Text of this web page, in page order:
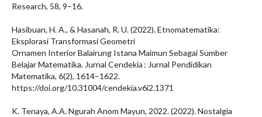
Research, 58, 9–16.
Hasibuan, H. A., & Hasanah, R. U. (2022). Etnomatematika:
Eksplorasi Transformasi Geometri
Ornamen Interior Balairung Istana Maimun Sebagai Sumber
Belajar Matematika. Jurnal Cendekia : Jurnal Pendidikan
Matematika, 6(2), 1614–1622.
https://doi.org/10.31004/cendekia.v6i2.1371
K. Tenaya, A.A. Ngurah Anom Mayun, 2022. (2022). Nostalgia